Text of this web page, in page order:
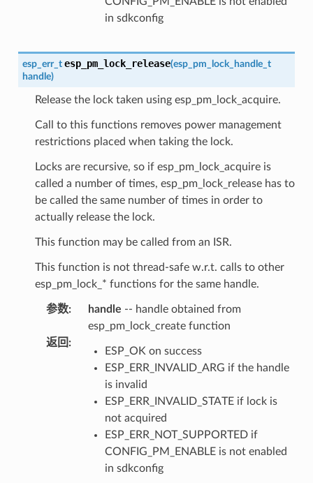
in sdkconfig
esp_err_t esp_pm_lock_release(esp_pm_lock_handle_t
handle)
Release the lock taken using esp_pm_lock_acquire.
Call to this functions removes power management
restrictions placed when taking the lock.
Locks are recursive, so if esp_pm_lock_acquire is
called a number of times, esp_pm_lock_release has to
be called the same number of times in order to
actually release the lock.
This function may be called from an ISR.
This function is not thread-safe w.r.t. calls to other
esp_pm_lock_* functions for the same handle.
参数: handle -- handle obtained from
esp_pm_lock_create function
返回 :
ESP_OK on success
ESP_ERR_INVALID_ARG if the handle
is invalid
ESP_ERR_INVALID_STATE if lock is
not acquired
ESP_ERR_NOT_SUPPORTED if
CONFIG_PM_ENABLE is not enabled
in sdkconfig